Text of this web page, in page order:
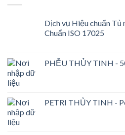
Dịch vụ Hiệu chuẩn
Chuẩn ISO 17025
PHỄU THỦY TINH -
PETRI THỦY TINH -